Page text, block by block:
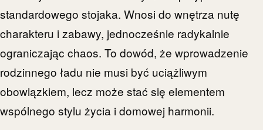
standardowego stojaka. Wnosi do wnętrza nutę
charakteru i zabawy, jednocześnie radykalnie
ograniczając chaos. To dowód, że wprowadzenie
rodzinnego ładu nie musi być uciążliwym
obowiązkiem, lecz może stać się elementem
wspólnego stylu życia i domowej harmonii.